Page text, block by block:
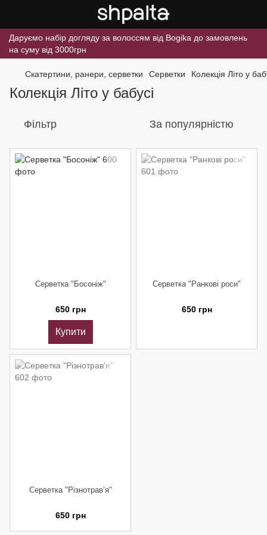
Даруємо набір догляду за волоссям від Bogika до замовлень
на суму від 3000грн
Скатертини, ранери, серветки Серветки Колекція Літо у
Колекція Літо у бабусі
Фільтр За популярністю
Серветка "Босоніж"
650 грн
Купити
Серветка "Ранкові роси"
650 грн
Серветка "Різнотравʼя"
650 грн